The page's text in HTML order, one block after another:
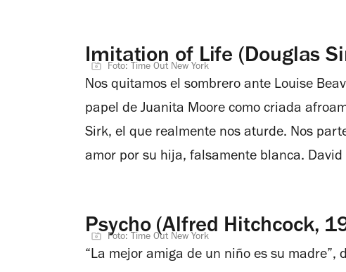
Imitation of Life (Douglas
Foto: Time Out New York
Nos quitamos el sombrero ante Louise
papel de Juanita Moore como criada
Sirk, el que realmente nos aturde. Nos
amor por su hija, falsamente blanca. David
Psycho (Alfred Hitchcock,
Foto: Time Out New York
“La mejor amiga de un niño es su